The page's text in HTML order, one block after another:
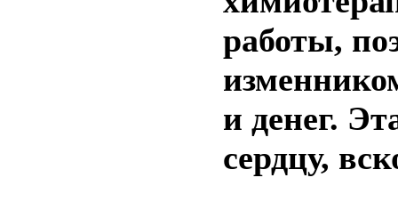
работы,
и денег.
сердцу,